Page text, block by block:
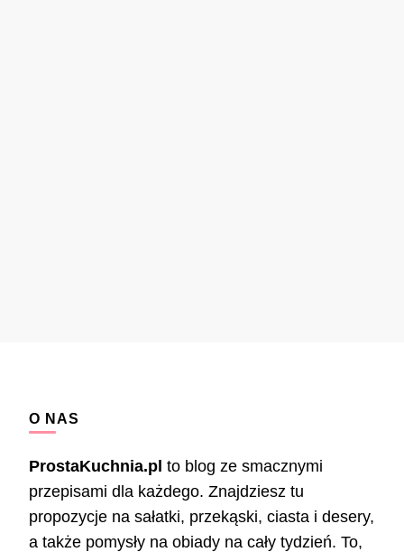
O NAS
ProstaKuchnia.pl to blog ze smacznymi
przepisami dla każdego. Znajdziesz tu
propozycje na sałatki, przekąski, ciasta i desery,
a także pomysły na obiady na cały tydzień. To,